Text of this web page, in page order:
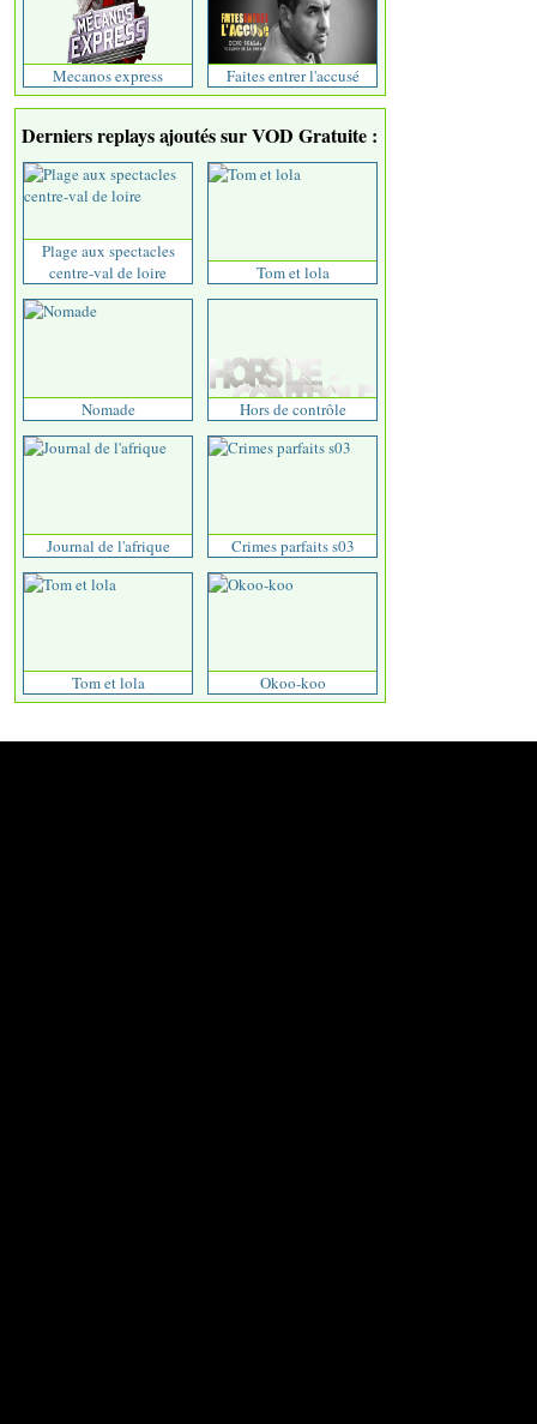
Mecanos express Faites entrer l'accusé
Derniers replays ajoutés sur VOD Gratuite :
Plage aux spectacles
centre-val de loire
Tom et lola
Nomade Hors de contrôle
Journal de l'afrique Crimes parfaits s03
Tom et lola Okoo-koo